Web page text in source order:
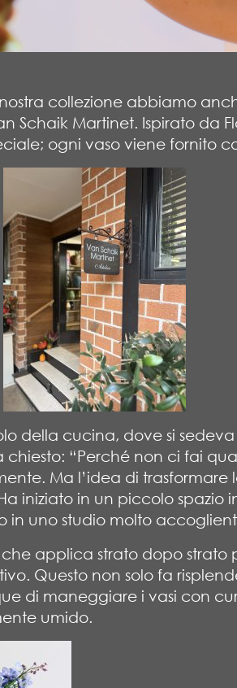
collezione abbiamo
Schaik Martinet. Ispirato da
ogni vaso viene
della cucina, dove si
“Perché non ci fai
Ma l’idea di trasformare
iniziato in un piccolo
in uno studio molto
applica strato dopo strato
Questo non solo fa
di maneggiare i vasi con
umido.